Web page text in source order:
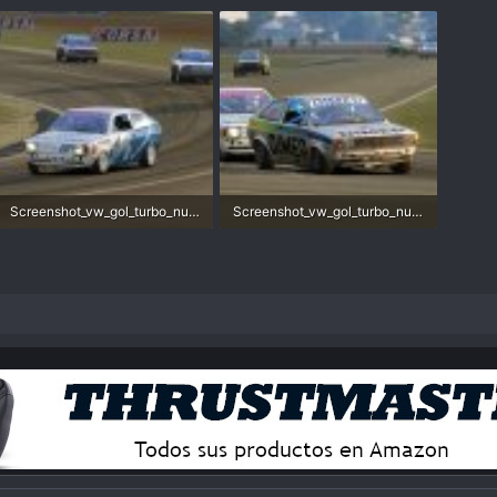
Screenshot_vw_gol_turbo_nueve_de_julio_21-5-122-20-54-29.jpg
Screenshot_vw_gol_turbo_nueve_de_julio_21-5-122-20-55-28.jpg